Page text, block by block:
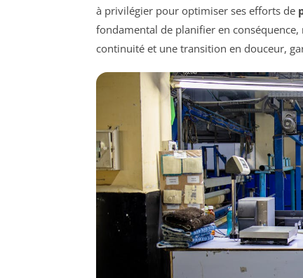
à privilégier pour optimiser ses efforts de
fondamental de planifier en
continuité et une transition en douceur,